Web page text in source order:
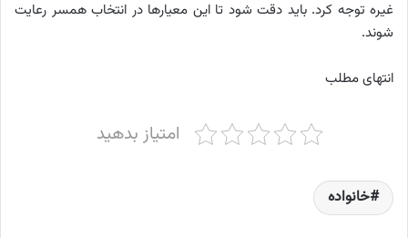
غیره توجه کرد. باید دقت شود تا این معیارها در انتخاب همسر رعایت
شوند.
انتهای مطلب
امتیاز بدهید
خانواده